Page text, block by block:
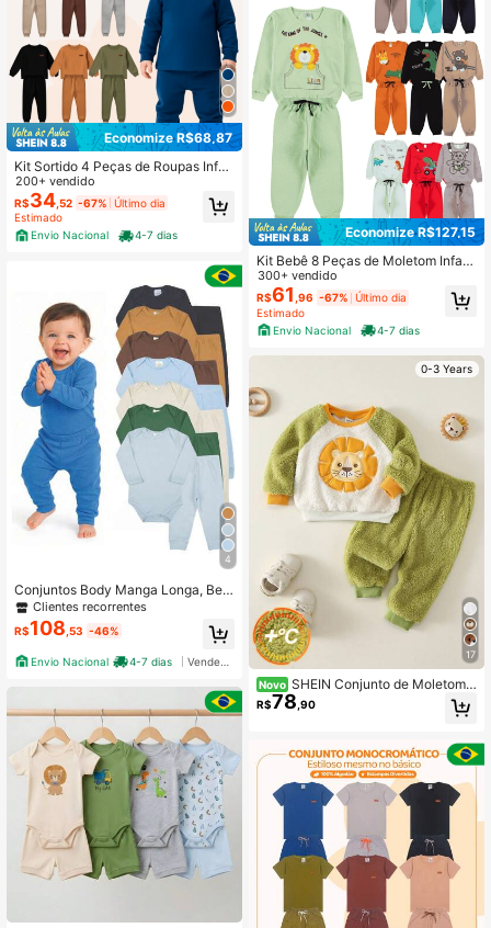
Economize R$68,87
Kit Sortido 4 Peças de Roupas Infan
til Bebê Menino (2 Casacos + 2 Cal
ças) Kit 2 Conjuntos Moletom
200+ vendido
R$34 ,52 -67% Último dia
Estimado
Envio Nacional
4-7 dias
4
Conjuntos Body Manga Longa, Beb
ê e Infantil, Suedine 100% Algodão,
Cores de Menino, Tamanhos Rn ao
3
Clientes recorrentes
R$108 ,53 -46%
Envio Nacional 4-7 dias
Economize R$127,15
Kit Bebê 8 Peças de Moletom Infant
il Menino - 3 Casacos+3 Calças
300+ vendido
R$61 ,96 -67% Último dia
Estimado
Envio Nacional
4-7 dias
0-3 Years
17
Novo SHEIN Conjunto de Moletom I
nfantil Unissex Menino/Menina 2 P
eças Outono/Inverno com Forro Tér
Leão e Colorblock, Roupas de Bebê
para Outono/Inverno
R$78 ,90